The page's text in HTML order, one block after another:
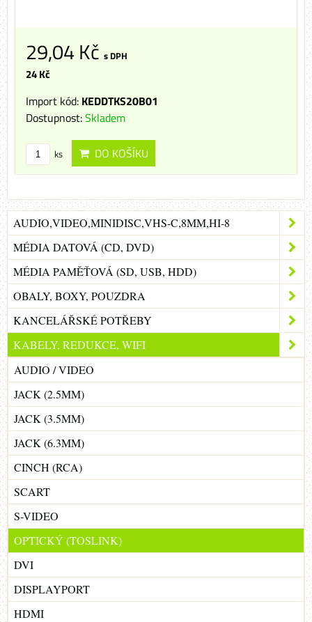
29,04 Kč s DPH
24 Kč
Import kód: KEDDTKS20B01
Dostupnost:Skladem
ks DO KOŠÍKU
AUDIO,VIDEO,MINIDISC,VHS-C,8MM,HI-8
MÉDIA DATOVÁ (CD, DVD)
MÉDIA PAMĚŤOVÁ (SD, USB, HDD)
OBALY, BOXY, POUZDRA
KANCELÁŘSKÉ POTŘEBY
KABELY, REDUKCE, WIFI
AUDIO / VIDEO
JACK (2.5MM)
JACK (3.5MM)
JACK (6.3MM)
CINCH (RCA)
SCART
S-VIDEO
OPTICKÝ (TOSLINK)
DVI
DISPLAYPORT
HDMI